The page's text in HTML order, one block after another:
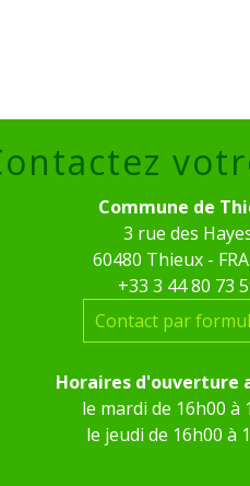
Commune de
3 rue des
60480 Thieux -
+33 3 44 80 73
Contact par
Horaires d'ouverture
le mardi de 16h00 à
le jeudi de 16h00 à